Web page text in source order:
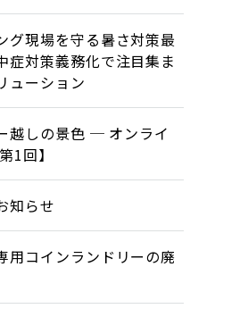
グ現場を守る暑さ対策最
対策義務化で注目集ま
ューション
越しの景色 ─ オンライ
1回】
知らせ
用コインランドリーの廃